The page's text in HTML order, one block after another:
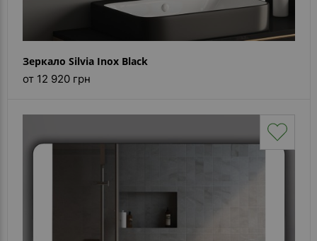
Зеркало Silvia Inox Black
от 12 920 грн